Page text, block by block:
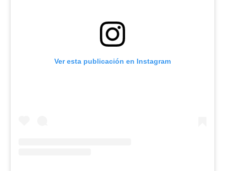
Ver esta publicación en Instagram